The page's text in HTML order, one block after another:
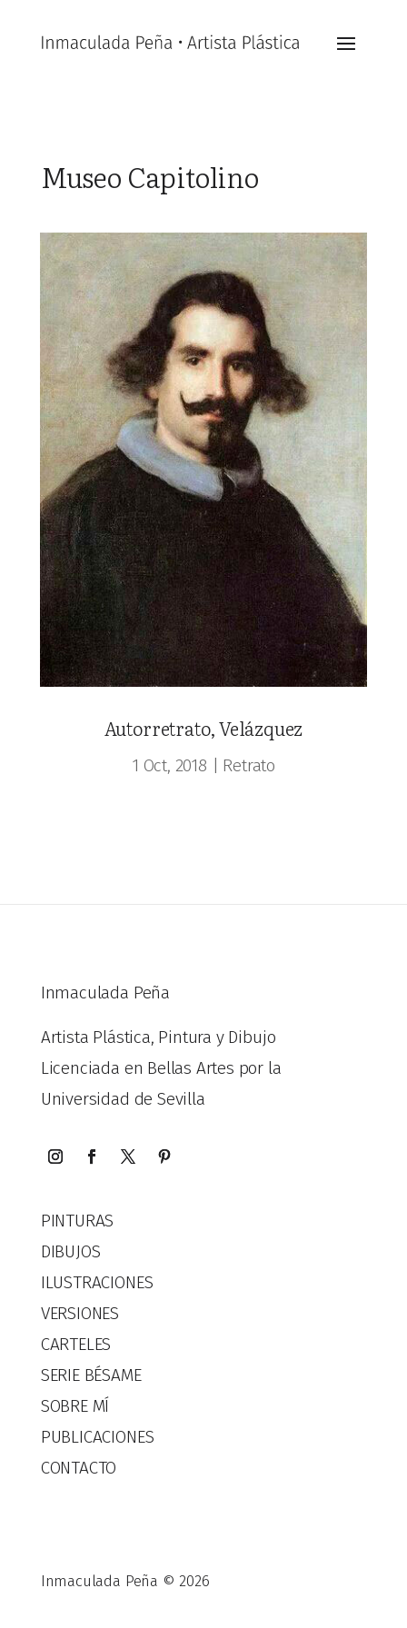
Museo Capitolino
Autorretrato, Velázquez
1 Oct, 2018 Retrato
Inmaculada Peña
Artista Plástica, Pintura y Dibujo
Licenciada en Bellas Artes por la
Universidad de Sevilla
PINTURAS
DIBUJOS
ILUSTRACIONES
VERSIONES
CARTELES
SERIE BÉSAME
SOBRE MÍ
PUBLICACIONES
CONTACTO
Inmaculada Peña © 2026